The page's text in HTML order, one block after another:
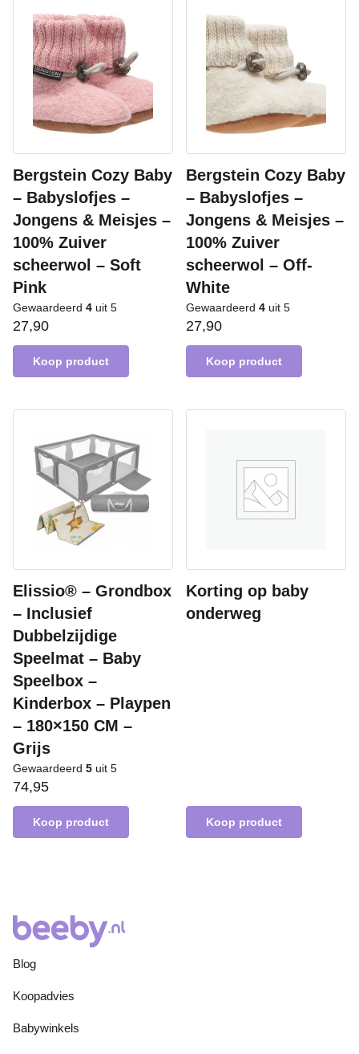
Bergstein Cozy Baby
– Babyslofjes –
Jongens & Meisjes –
100% Zuiver
scheerwol – Soft
Pink
Gewaardeerd 4 uit 5
27,90
Koop product
Bergstein Cozy Baby
– Babyslofjes –
Jongens & Meisjes –
100% Zuiver
scheerwol – Off-
White
Gewaardeerd 4 uit 5
27,90
Koop product
Elissio® – Grondbox
– Inclusief
Dubbelzijdige
Speelmat – Baby
Speelbox –
Kinderbox – Playpen
– 180×150 CM –
Grijs
Gewaardeerd 5 uit 5
74,95
Koop product
Korting op baby
onderweg
Koop product
Blog
Koopadvies
Babywinkels